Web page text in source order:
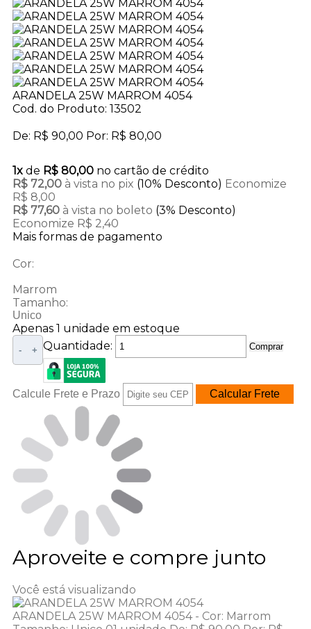
ARANDELA 25W MARROM 4054
Cod. do Produto: 13502
De: R$ 90,00 Por: R$ 80,00
1xde R$ 80,00 no cartão de crédito
R$ 72,00 à vista no pix (10% Desconto) Economize
R$ 8,00
R$ 77,60 à vista no boleto (3% Desconto)
Economize R$ 2,40
Mais formas de pagamento
Cor:
Marrom
Tamanho:
Unico
Apenas 1 unidade em estoque
Quantidade:
- + Comprar
Calcule Frete e Prazo
Aproveite e compre junto
Você está visualizando
ARANDELA 25W MARROM 4054 - Cor: Marrom